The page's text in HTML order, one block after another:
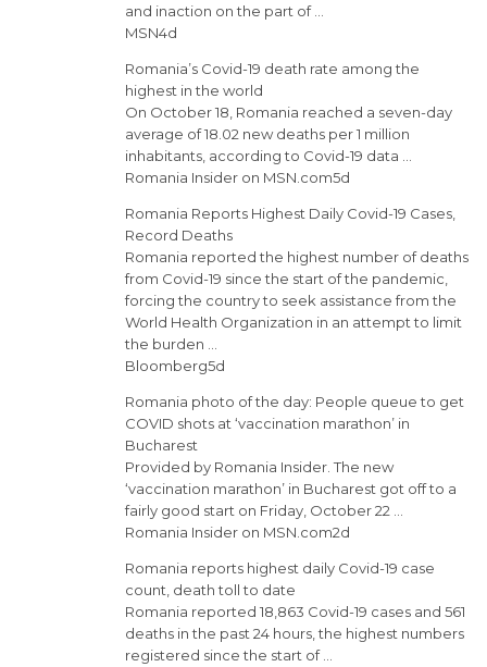
and inaction on the part of …
MSN4d
Romania’s Covid-19 death rate among the
highest in the world
On October 18, Romania reached a seven-day
average of 18.02 new deaths per 1 million
inhabitants, according to Covid-19 data …
Romania Insider on MSN.com5d
Romania Reports Highest Daily Covid-19 Cases,
Record Deaths
Romania reported the highest number of deaths
from Covid-19 since the start of the pandemic,
forcing the country to seek assistance from the
World Health Organization in an attempt to limit
the burden …
Bloomberg5d
Romania photo of the day: People queue to get
COVID shots at ‘vaccination marathon’ in
Bucharest
Provided by Romania Insider. The new
‘vaccination marathon’ in Bucharest got off to a
fairly good start on Friday, October 22 …
Romania Insider on MSN.com2d
Romania reports highest daily Covid-19 case
count, death toll to date
Romania reported 18,863 Covid-19 cases and 561
deaths in the past 24 hours, the highest numbers
registered since the start of …